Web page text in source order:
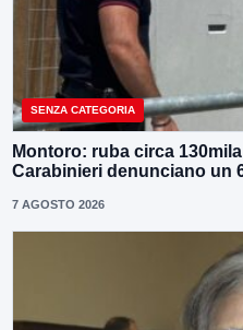
SENZA CATEGORIA
Montoro: ruba circa
Carabinieri denunciano un
7 AGOSTO 2026